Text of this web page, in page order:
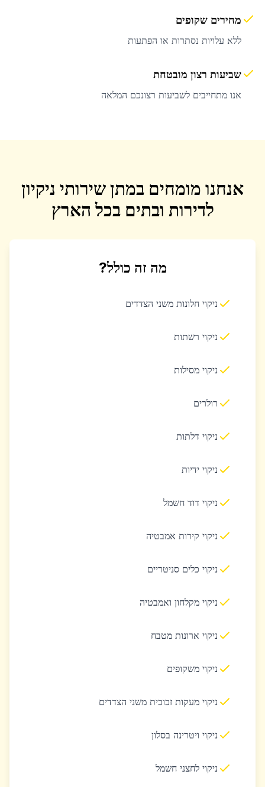
מחירים שקופים
ללא עלויות נסתרות או הפתעות
שביעות רצון מובטחת
אנו מתחייבים לשביעות רצונכם המלאה
אנחנו מומחים במתן שירותי ניקיון
לדירות ובתים בכל הארץ
מה זה כולל?
ניקוי חלונות משני הצדדים
ניקוי רשתות
ניקוי מסילות
רולרים
ניקוי דלתות
ניקוי ידיות
ניקוי דוד חשמל
ניקוי קירות אמבטיה
ניקוי כלים סניטריים
ניקוי מקלחון ואמבטיה
ניקוי ארונות מטבח
ניקוי משקופים
ניקוי מעקות זכוכית משני הצדדים
ניקוי ויטרינה בסלון
ניקוי לחצני חשמל